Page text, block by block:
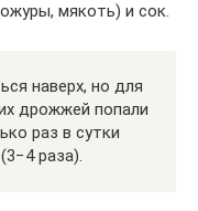
мякоть) и сок.
наверх, но для
дрожжей попали
раз в сутки
раза).